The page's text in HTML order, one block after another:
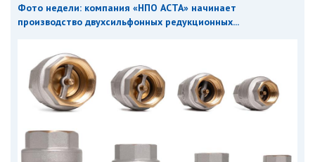
Фото недели: компания «НПО АСТА» начинает
производство двухсильфонных редукционных...